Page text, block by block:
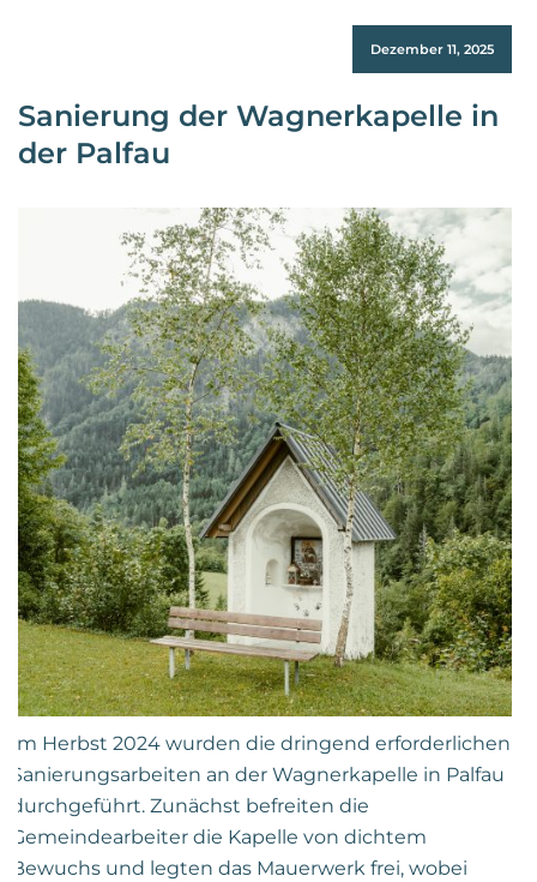
Dezember 11, 2025
Sanierung der Wagnerkapelle in
der Palfau
Im Herbst 2024 wurden die dringend erforderlichen
Sanierungsarbeiten an der Wagnerkapelle in Palfau
durchgeführt. Zunächst befreiten die
Gemeindearbeiter die Kapelle von dichtem
Bewuchs und legten das Mauerwerk frei, wobei